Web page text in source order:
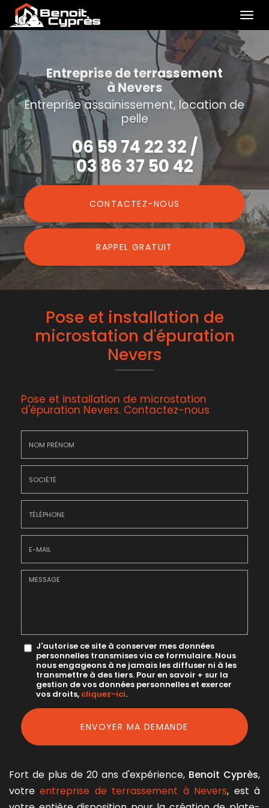
Aller
au
contenu
principal
Entreprise de terrassement
à Nevers
Entreprise assainissement, location de
pelle
06 59 74 22 32 /
03 86 37 50 42
CONTACTEZ-NOUS
RAPPEL GRATUIT
Pose et installation de
microstation d'épuration
Nevers
Pose et installation de microstation
d'épuration Nevers. Contactez-nous
Nom
Prénom
Société
Téléphone
E-
Message
J'autorise ce site à conserver mes données
personnelles transmises via ce formulaire. Nous
nous engageons à ne jamais les diffuser ni à les
transmettre à des tiers. Pour en savoir + sur la
gestion de vos données personnelles et exercer
vos droits, cliquez-ici.
Acceptation
RGPD
ENVOYER MA DEMANDE
Fort de plus de 20 ans d'expérience, Benoit Cyprès,
votreentreprise de terrassement à Nevers, est à